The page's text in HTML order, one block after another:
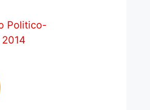
Politico-
2014